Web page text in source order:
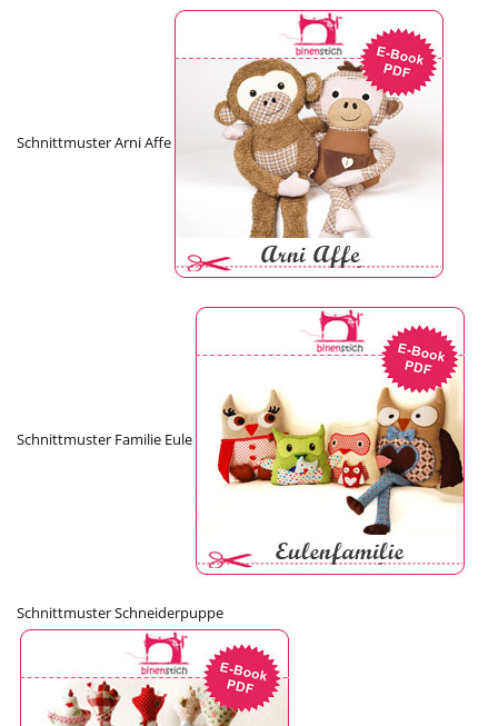
Schnittmuster Arni Affe
Schnittmuster Familie Eule
Schnittmuster Schneiderpuppe